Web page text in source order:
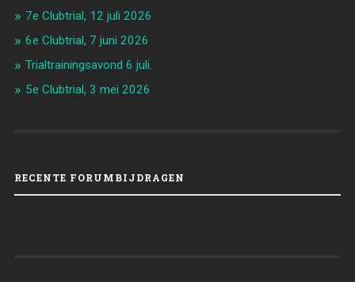
7e Clubtrial, 12 juli 2026
6e Clubtrial, 7 juni 2026
Trialtrainingsavond 6 juli.
5e Clubtrial, 3 mei 2026
RECENTE FORUMBIJDRAGEN